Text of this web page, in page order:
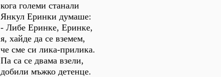
кога големи станали
Янкул Еринки думаше:
- Либе Еринке, Еринке,
я, хайде да се вземем,
че сме си лика-прилика.
Па са се двама взели,
добили мъжко детенце.